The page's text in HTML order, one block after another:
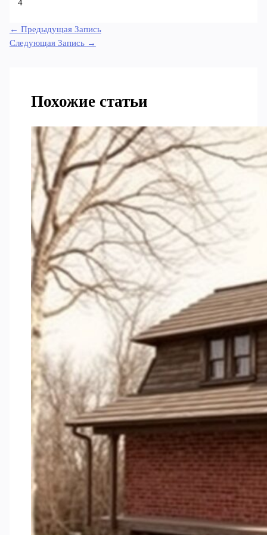
4
← Предыдущая Запись
Следующая Запись →
Похожие статьи